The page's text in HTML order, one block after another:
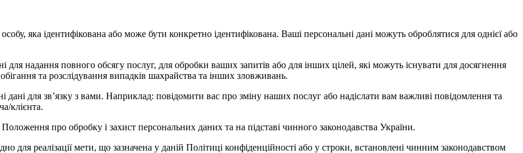
яка ідентифікована або може бути конкретно ідентифікована. Ваші персональні дані можуть оброблятися для однієї або
для надання повного обсягу послуг, для обробки ваших запитів або для інших цілей, які можуть існувати для досягнення
та розслідування випадків шахрайства та інших зловживань.
дані для зв’язку з вами. Наприклад: повідомити вас про зміну наших послуг або надіслати вам важливі повідомлення та
клієнта.
Положення про обробку і захист персональних даних та на підставі чинного законодавства України.
для реалізації мети, що зазначена у даній Політиці конфіденційності або у строки, встановлені чинним законодавством